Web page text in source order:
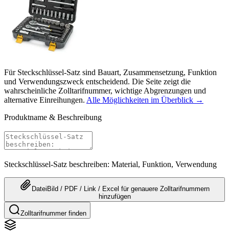
Für Steckschlüssel-Satz sind Bauart, Zusammensetzung, Funktion
und Verwendungszweck entscheidend. Die Seite zeigt die
wahrscheinliche Zolltarifnummer, wichtige Abgrenzungen und
alternative Einreihungen. Alle Möglichkeiten im Überblick →
Produktname & Beschreibung
Steckschlüssel-Satz beschreiben: Material, Funktion, Verwendung
Datei Bild / PDF / Link / Excel für genauere Zolltarifnummern
hinzufügen
Zolltarifnummer finden